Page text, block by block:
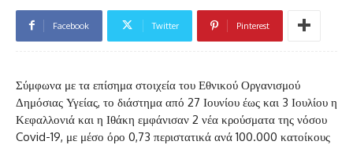
Facebook Twitter Pinterest
Σύμφωνα με τα επίσημα στοιχεία του Εθνικού Οργανισμού
Δημόσιας Υγείας, το διάστημα από 27 Ιουνίου έως και 3 Ιουλίου η
Κεφαλλονιά και η Ιθάκη εμφάνισαν 2 νέα κρούσματα της νόσου
Covid-19, με μέσο όρο 0,73 περιστατικά ανά 100.000 κατοίκους